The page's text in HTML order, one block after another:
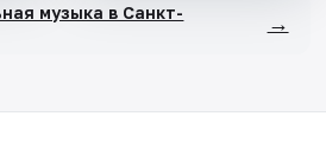
музыка в Санкт-
→